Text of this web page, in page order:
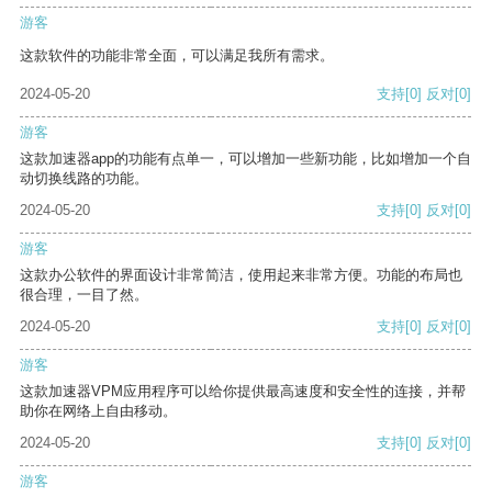
游客
这款软件的功能非常全面，可以满足我所有需求。
2024-05-20 支持[0] 反对[0]
游客
这款加速器app的功能有点单一，可以增加一些新功能，比如增加一个自
动切换线路的功能。
2024-05-20
支持[0] 反对[0]
游客
这款办公软件的界面设计非常简洁，使用起来非常方便。功能的布局也
很合理，一目了然。
2024-05-20
支持[0] 反对[0]
游客
这款加速器VPM应用程序可以给你提供最高速度和安全性的连接，并帮
助你在网络上自由移动。
2024-05-20
支持[0] 反对[0]
游客